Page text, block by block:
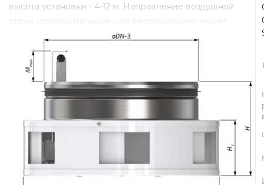
высота установки - 4-12 м. Направление воздушной
струи (горизонтальное или вертикальное) может
регулироваться вручную (BURE-HC...), при помощи
привода (BURE-M2 с двухпозиционным
электроприводом/AC 230V и BURE-MC с приводом
плавного регулирования AC24V DC 0...10V) или
терморегулятора (BURE-TC...).
внешнего корпусов с воздуховыпускными отверстиями
на боковой и нижней поверхности. В режиме
(горизонтальная раздача воздуха), в режиме обогрева